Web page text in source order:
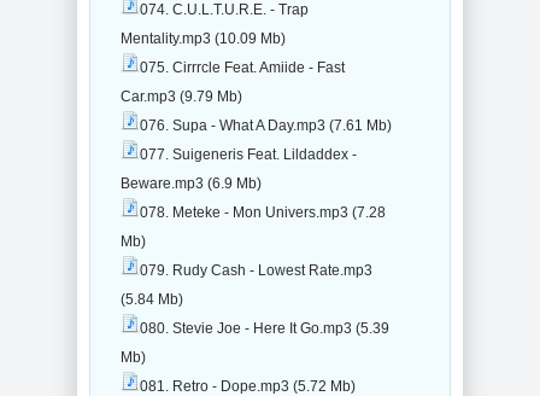
074. C.U.L.T.U.R.E. - Trap
Mentality.mp3 (10.09 Mb)
075. Cirrrcle Feat. Amiide - Fast
Car.mp3 (9.79 Mb)
076. Supa - What A Day.mp3 (7.61 Mb)
077. Suigeneris Feat. Lildaddex -
Beware.mp3 (6.9 Mb)
078. Meteke - Mon Univers.mp3 (7.28
Mb)
079. Rudy Cash - Lowest Rate.mp3
(5.84 Mb)
080. Stevie Joe - Here It Go.mp3 (5.39
Mb)
081. Retro - Dope.mp3 (5.72 Mb)